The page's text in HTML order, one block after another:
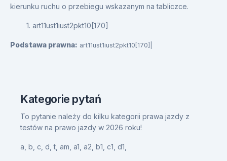
kierunku ruchu o przebiegu wskazanym na tabliczce.
1. art11ust1iust2pkt10[170]
Podstawa prawna: art11ust1iust2pkt10[170]|
Kategorie pytań
To pytanie należy do kilku kategorii prawa jazdy z
testów na prawo jazdy w 2026 roku!
a, b, c, d,t, am, a1, a2, b1, c1, d1,